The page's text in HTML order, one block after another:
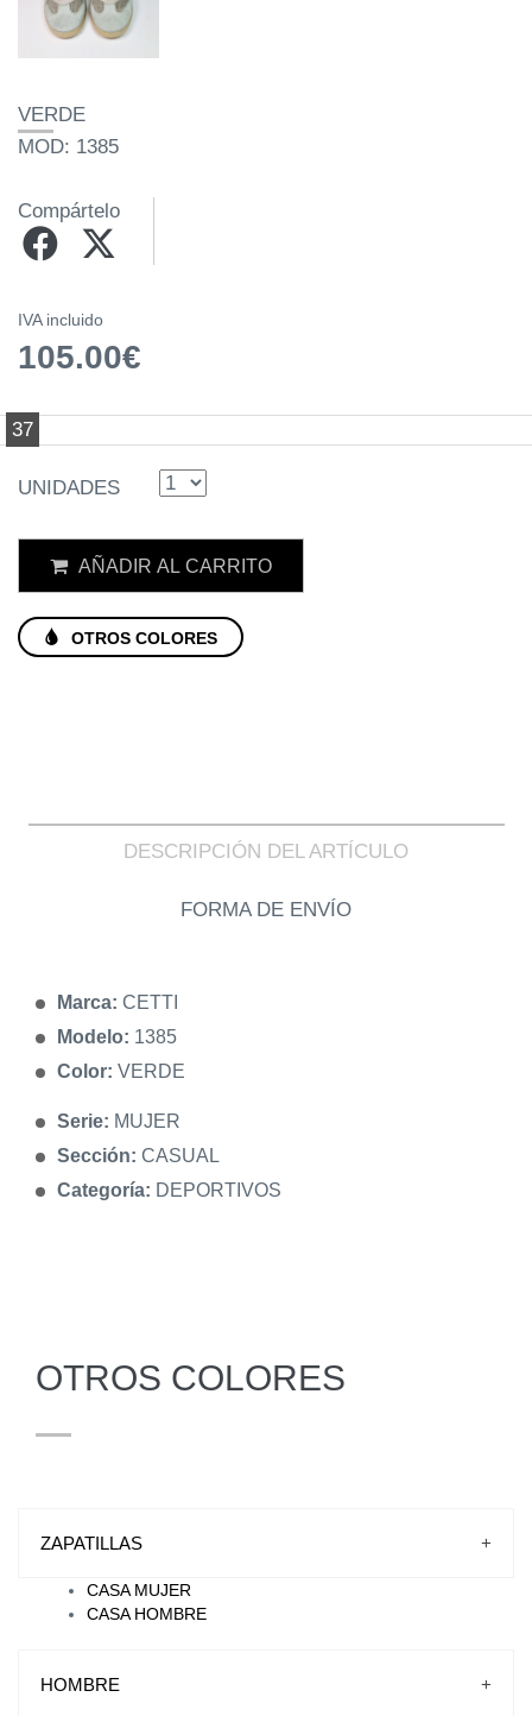
VERDE
MOD: 1385
Compártelo
IVA incluido
105.00€
37
UNIDADES
AÑADIR AL CARRITO
OTROS COLORES
DESCRIPCIÓN DEL ARTÍCULO
FORMA DE ENVÍO
Marca: CETTI
Modelo: 1385
Color: VERDE
Serie: MUJER
Sección: CASUAL
Categoría: DEPORTIVOS
OTROS COLORES
ZAPATILLAS +
CASA MUJER
CASA HOMBRE
HOMBRE +